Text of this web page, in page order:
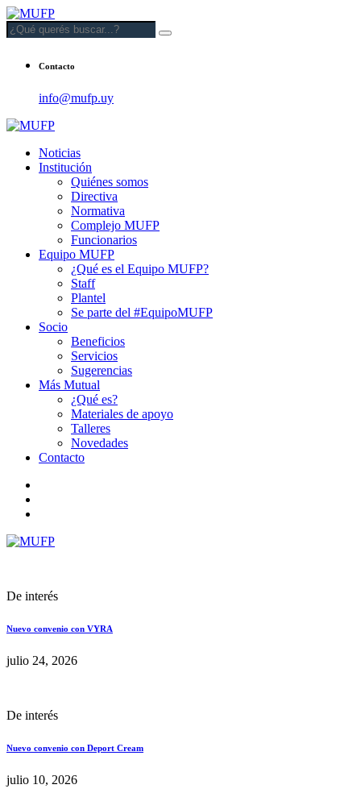
Contacto
info@mufp.uy
Noticias
Institución
Quiénes somos
Directiva
Normativa
Complejo MUFP
Funcionarios
Equipo MUFP
¿Qué es el Equipo MUFP?
Staff
Plantel
Se parte del #EquipoMUFP
Socio
Beneficios
Servicios
Sugerencias
Más Mutual
¿Qué es?
Materiales de apoyo
Talleres
Novedades
Contacto
De interés
Nuevo convenio con VYRA
julio 24, 2026
De interés
Nuevo convenio con Deport Cream
julio 10, 2026